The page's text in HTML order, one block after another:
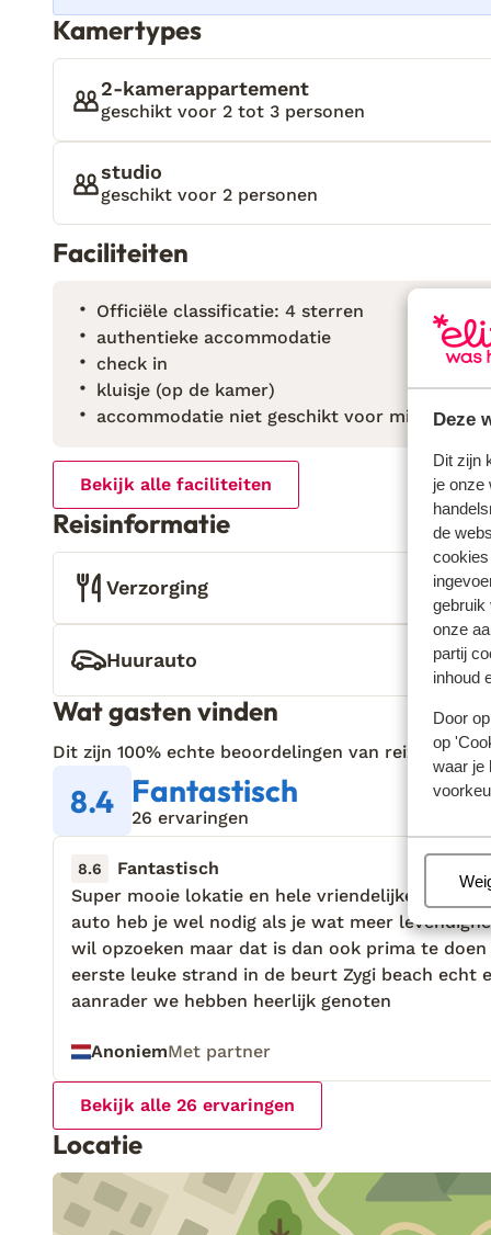
Deze
Dit zijn
je onze
de
gebruik
onze
partij
inhoud
Door
op
waar je
Kamertypes
2-kamerappartement
geschikt voor 2 tot 3 personen
studio
geschikt voor 2 personen
Faciliteiten
Officiële classificatie: 4 sterren
authentieke accommodatie
check in
kluisje (op de kamer)
accommodatie niet geschikt voor
Bekijk alle faciliteiten
Reisinformatie
Verzorging
Huurauto
Wat gasten vinden
Dit zijn 100% echte beoordelingen van reizigers die
8.4 Fantastisch
26 ervaringen
8.6 Fantastisch
Super mooie lokatie en hele vriendelijke mensen
auto heb je wel nodig als je wat meer
wil opzoeken maar dat is dan ook prima te doen
eerste leuke strand in de beurt Zygi beach echt
aanrader we hebben heerlijk genoten
Super mooie lokatie en hele vriendelijke mensen
auto heb je wel nodig als je wat meer
wil opzoeken maar dat is dan ook prima te doen
eerste leuke strand in de beurt Zygi beach echt
aanrader we hebben heerlijk genoten
AnoniemMet partner
Bekijk alle 26 ervaringen
Locatie